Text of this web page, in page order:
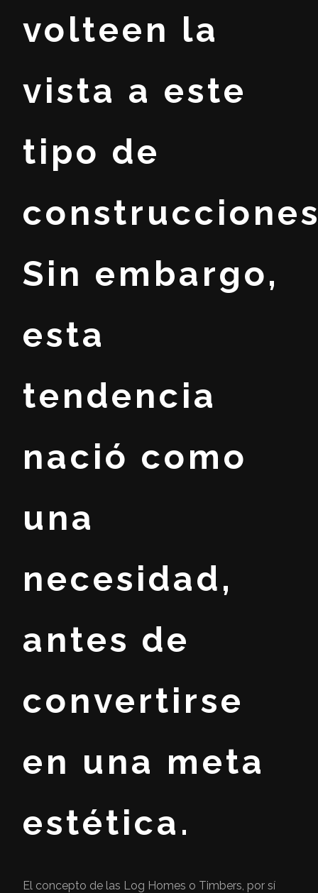
volteen la
vista a este
tipo de
Sin embargo,
esta
tendencia
nació como
una
necesidad,
antes de
convertirse
en una meta
estética.
El concepto de las Log Homes o Timbers, por sí